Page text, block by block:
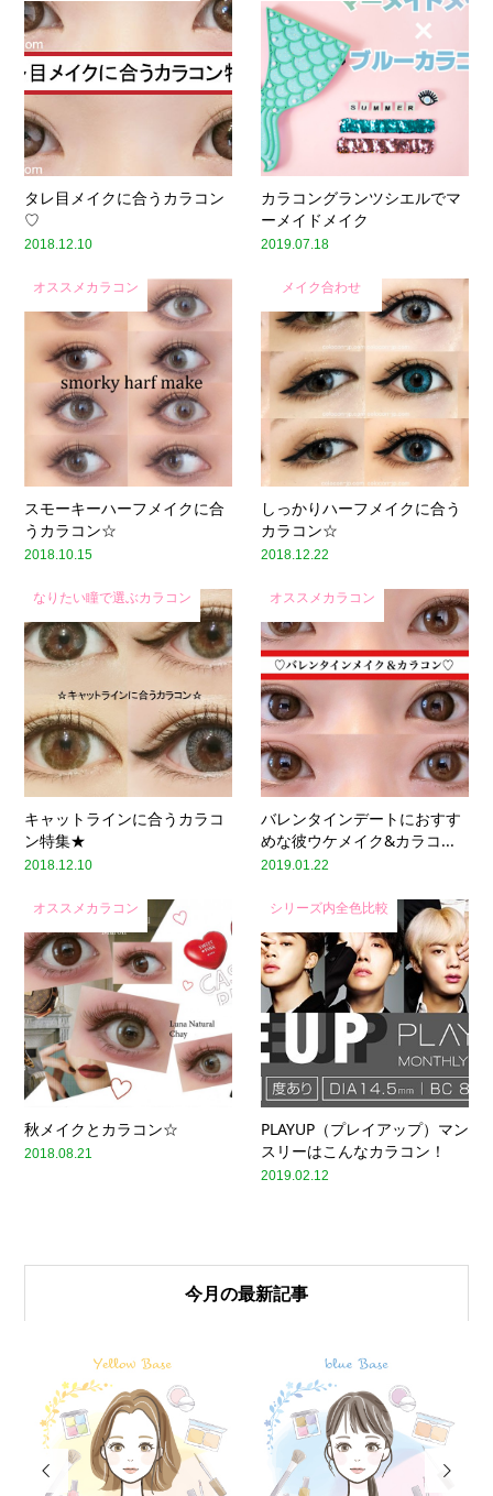
タレ目メイクに合うカラコン
♡
2018.12.10
カラコングランツシエルでマ
ーメイドメイク
2019.07.18
オススメカラコン
スモーキーハーフメイクに合
うカラコン☆
2018.10.15
メイク合わせ
しっかりハーフメイクに合う
カラコン☆
2018.12.22
なりたい瞳で選ぶカラコン
キャットラインに合うカラコ
ン特集★
2018.12.10
オススメカラコン
バレンタインデートにおすす
めな彼ウケメイク&カラコ...
2019.01.22
オススメカラコン
秋メイクとカラコン☆
2018.08.21
シリーズ内全色比較
PLAYUP（プレイアップ）マン
スリーはこんなカラコン！
2019.02.12
今月の最新記事
 